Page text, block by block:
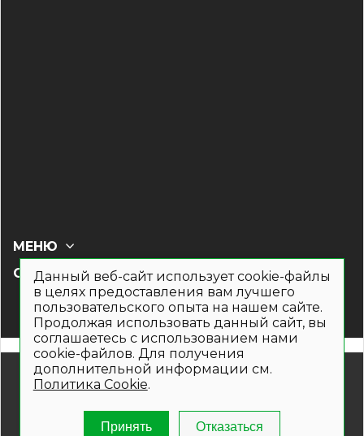
СОЦ СЕТИ
МЕНЮ
© 2019- 2026. Общество с ограниченной ответственностью
характер и не является публичной офертой. Для получения
подробной информации о наличии и стоимости указанных
Данный веб-сайт использует cookie-файлы
в целях предоставления вам лучшего
пользовательского опыта на нашем сайте.
Продолжая использовать данный сайт, вы
соглашаетесь с использованием нами
cookie-файлов. Для получения
дополнительной информации см.
Политика Cookie.
Принять Отказаться